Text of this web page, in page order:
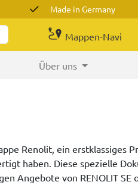
Made in Germany
Mappen-Navi
Über uns
Renolit, ein erstklassiges
haben. Diese spezielle
Angebote von RENOLIT SE